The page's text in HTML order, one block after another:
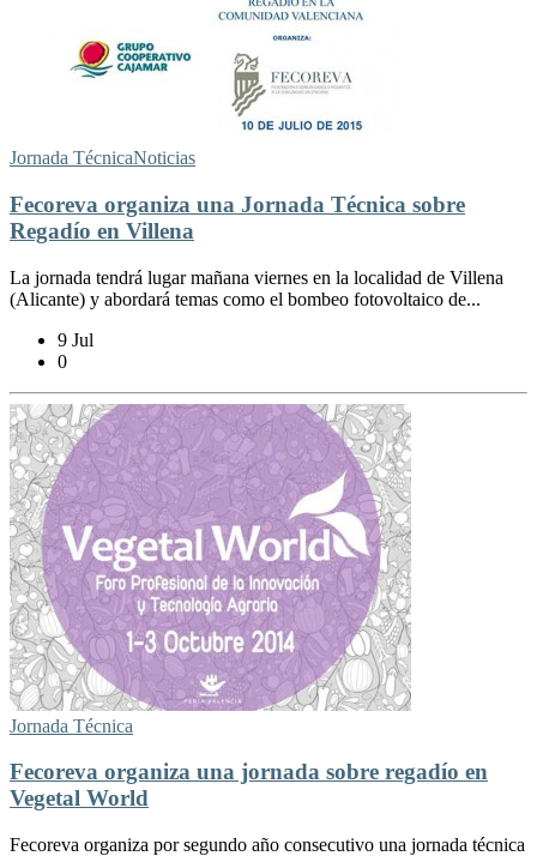
Jornada TécnicaNoticias
Fecoreva organiza una Jornada Técnica sobre
Regadío en Villena
La jornada tendrá lugar mañana viernes en la localidad de Villena
(Alicante) y abordará temas como el bombeo fotovoltaico de...
9 Jul
0
Jornada Técnica
Fecoreva organiza una jornada sobre regadío en
Vegetal World
Fecoreva organiza por segundo año consecutivo una jornada técnica